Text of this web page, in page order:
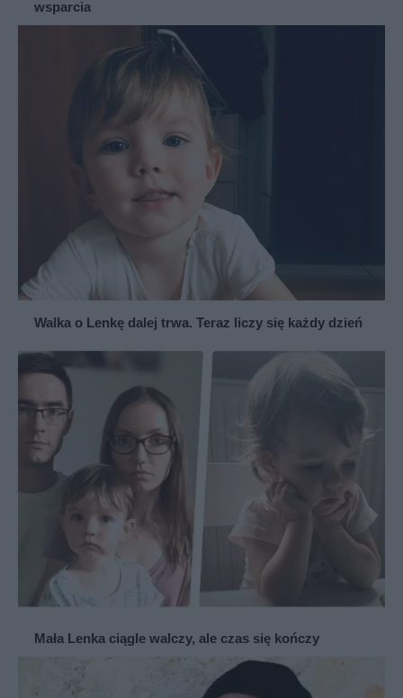
wsparcia
Walka o Lenkę dalej trwa. Teraz liczy się każdy dzień
Mała Lenka ciągle walczy, ale czas się kończy